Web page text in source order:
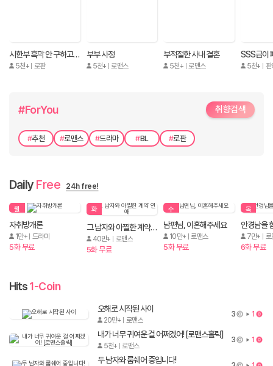
시한부 흑막 안 구하고 떠납니다
5천+ 로판
부부 사정
5천+ 로맨스
부적절한 사내 결혼
5천+ 로맨스 5천+
#ForYou 취향검색
#추천 #로맨스 #드라마 #BL #로판
Daily Free 24h free!
월
자취방개론
1만+ 드라마
5화 무료
화
그 남자와 아찔한 계약 연애
40만+ 로맨스
5화 무료
수
남편님, 이혼해주세요
10만+ 로맨스
5화 무료
목
안경남을
7만+ 로
6화 무료
Hits1-Coin
오해로 시작된 사이
20만+ 로맨스
3 1
내가 너무 귀여운 걸 어쩌겠어! [로맨스홀릭]
5천+ 로맨스
3 1
두 남자와 룸쉐어 중입니다!